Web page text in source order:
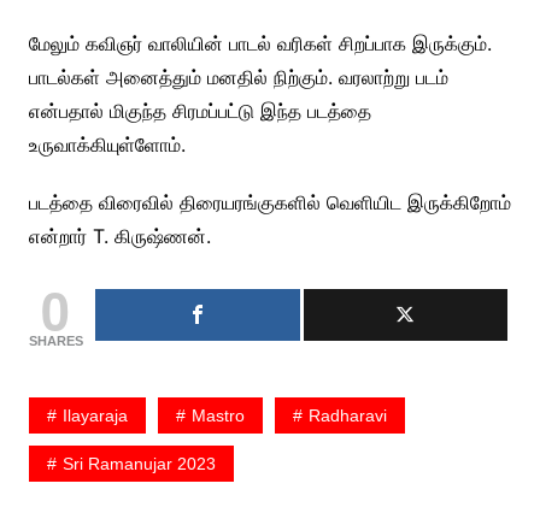
மேலும் கவிஞர் வாலியின் பாடல் வரிகள் சிறப்பாக இருக்கும்.
பாடல்கள் அனைத்தும் மனதில் நிற்கும். வரலாற்று படம்
என்பதால் மிகுந்த சிரமப்பட்டு இந்த படத்தை
உருவாக்கியுள்ளோம்.
படத்தை விரைவில் திரையரங்குகளில் வெளியிட இருக்கிறோம்
என்றார் T. கிருஷ்ணன்.
0
SHARES
Ilayaraja Mastro Radharavi
Sri Ramanujar 2023